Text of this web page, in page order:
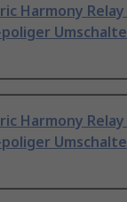
Harmony
poliger
Harmony
poliger